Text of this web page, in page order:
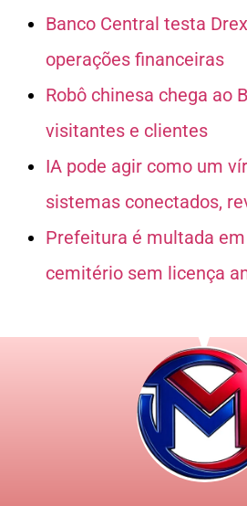
Banco Central testa
operações financeiras
Robô chinesa chega ao
visitantes e clientes
IA pode agir como um
sistemas conectados,
Prefeitura é multada
cemitério sem licença